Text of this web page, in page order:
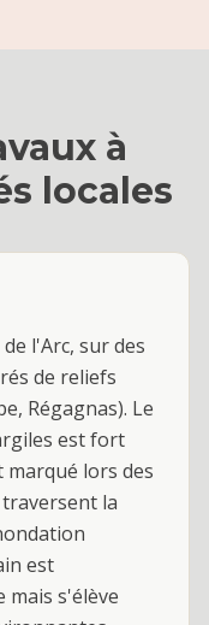
à
locales
l'Arc, sur des
de reliefs
Régagnas). Le
est fort
lors des
la
est
mais s'élève